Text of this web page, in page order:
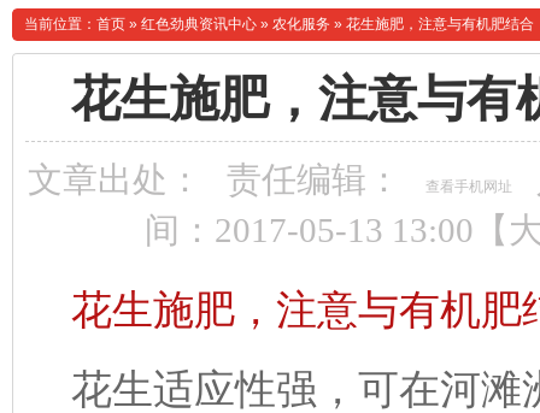
当前位置： 首页 » 红色劲典资讯中心 » 农化服务 » 花生施肥，注意与有机肥结合
花生施肥，注意与有
文章出处： 责任编辑： 查看手机网址
间：2017-05-13 13:00【
花生施肥，注意与有机肥
花生适应性强，可在河滩